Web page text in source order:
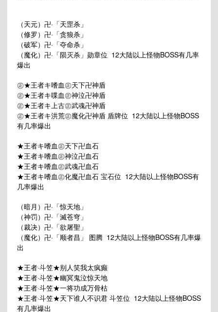
（天元）卍·「天罡杀」
（修罗）卍·「贪狼杀」
（破军）卍·「夺命杀」
（魔化）卍·「陨灭杀」勋章位 12大陆以上怪物BOSS有几率
爆出
㊣★王者キ嗜血㊣天下卍神盾
㊣★王者キ喋血㊣神泣卍神盾
㊣★王者キ上古㊣武魂卍神盾
㊣★王者キ洪荒㊣魔化卍神盾 盾牌位 12大陆以上怪物BOSS
有几率爆出
★王者キ嗜血㊣天下卍血石
★王者キ嗜血㊣神泣卍血石
★王者キ嗜血㊣武魂卍血石
★王者キ嗜血㊣化魔卍血石 宝石位 12大陆以上怪物BOSS有
几率爆出
（暗月）卍·「惊天地」
（神罚）卍·「滅苍穹」
（裁决）卍·「欲屠聖」
（魔化）卍·「顺者昌」 图腾 12大陆以上怪物BOSS有几率爆
出
★王者·斗笠★别人笑我太疯癫
★王者·斗笠★幽冥鬼泣惊天地
★王者·斗笠★一将功成万骨枯
★王者·斗笠★天下谁人不识君 斗笠位 12大陆以上怪物BOSS
有几率爆出